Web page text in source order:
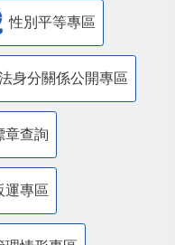
性別平等專區
身分關係公開專區
章查詢
運專區